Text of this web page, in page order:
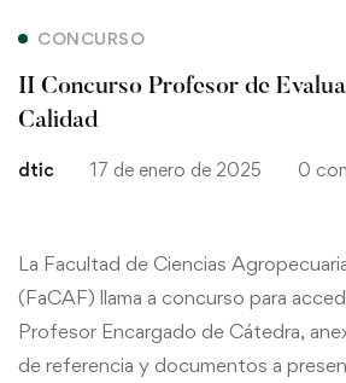
de
la
Calidad
CONCURSO
II Concurso Profesor de
Calidad
dtic 17 de enero de 2025 0
La Facultad de Ciencias
(FaCAF) llama a concurso para
Profesor Encargado de Cátedra,
de referencia y documentos a